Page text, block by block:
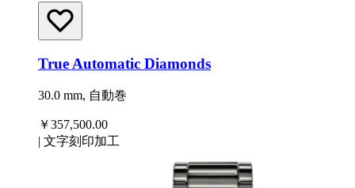
True Automatic Diamonds
30.0 mm, 自動巻
￥357,500.00
| 文字刻印加工